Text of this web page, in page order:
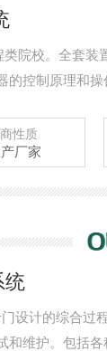
院校。全套装
的控制原理和
、编程软件、
一体
性质
厂家
统
设计的综合过
和维护。包括